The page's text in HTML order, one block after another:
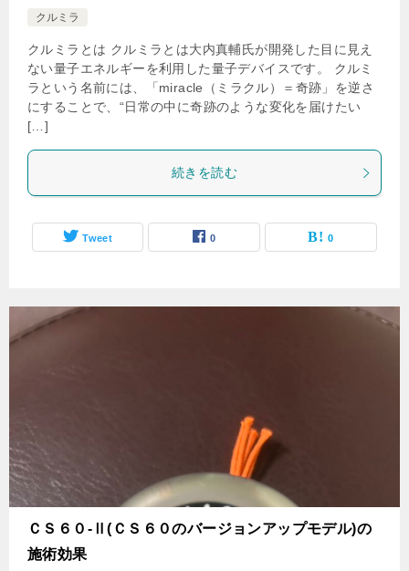
クルミラ
クルミラとは クルミラとは大内真輔氏が開発した目に見え
ない量子エネルギーを利用した量子デバイスです。 クルミ
ラという名前には、「miracle（ミラクル）＝奇跡」を逆さ
にすることで、“日常の中に奇跡のような変化を届けたい
[…]
続きを読む
Tweet 0 0
ＣＳ６０-Ⅱ(ＣＳ６０のバージョンアップモデル)の
施術効果